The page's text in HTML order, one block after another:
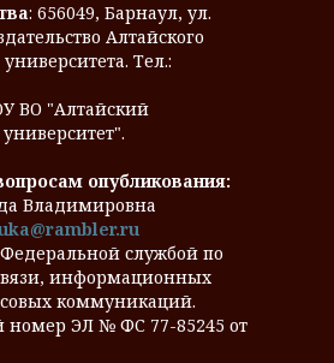
: 656049, Барнаул, ул.
Алтайского
Тел.:
ВО "Алтайский
опубликования:
Владимировна
службой по
информационных
коммуникаций.
номер ЭЛ № ФС 77-85245 от